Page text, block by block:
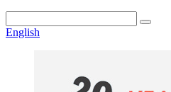
English